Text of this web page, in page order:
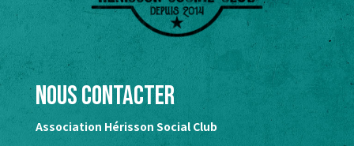
Nous contacter
Association Hérisson Social Club